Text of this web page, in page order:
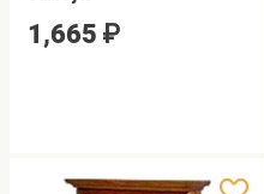
1,665 ₽